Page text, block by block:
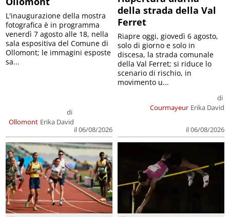
Ollomont
di
Erika David
il 06/08/2026
L'inaugurazione della mostra
fotografica è in programma
venerdì 7 agosto alle 18, nella
sala espositiva del Comune di
Ollomont; le immagini esposte
sa...
della strada della Val
Ferret
Courmayeur
di
Erika David
il 06/08/2026
Riapre oggi, giovedì 6 agosto,
solo di giorno e solo in
discesa, la strada comunale
della Val Ferret; si riduce lo
scenario di rischio, in
movimento u...